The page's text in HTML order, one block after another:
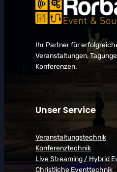
Ihr Partner für
Veranstaltungen,
Konferenzen.
Unser Service
Veranstaltungstechnik
Konferenztechnik
Live Streaming / Hybrid
Christliche Eventtechnik